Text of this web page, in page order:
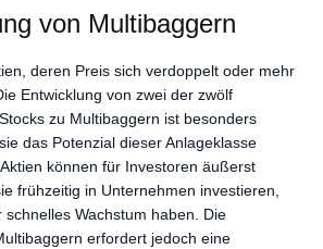
von Multibaggern
deren Preis sich verdoppelt oder mehr
Entwicklung von zwei der zwölf
zu Multibaggern ist besonders
das Potenzial dieser Anlageklasse
können für Investoren äußerst
frühzeitig in Unternehmen investieren,
Wachstum haben. Die
erfordert jedoch eine